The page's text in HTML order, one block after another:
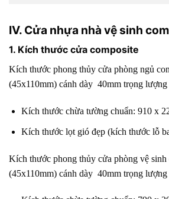
IV. Cửa nhựa nhà vệ sinh
1. Kích thước cửa composite
Kích thước phong thủy cửa phòng ngủ
(45x110mm) cánh dày 40mm trọng
Kích thước chừa tường chuẩn: 910 x
Kích thước lọt gió đẹp (kích thước lỗ
Kích thước phong thủy cửa phòng vệ sinh
(45x110mm) cánh dày 40mm trọng